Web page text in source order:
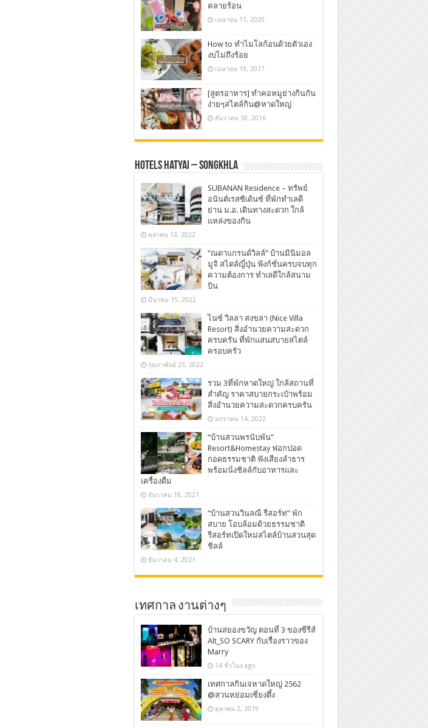
คลายร้อน
เมษายน 11, 2020
How to ทำไมโลก้อนด้วยตัวเอง
งบไม่ถึงร้อย
เมษายน 19, 2017
[สูตรอาหาร] ทำคอหมูย่างกินกัน
ง่ายๆสไตล์กิน@หาดใหญ่
ธันวาคม 30, 2016
Hotels Hatyai – Songkhla
SUBANAN Residence – ทรัพย์
อนันต์เรสซิเด้นซ์ ที่พักทำเลดี
ย่าน ม.อ. เดินทางสะดวก ใกล้
แหล่งของกิน
ตุลาคม 13, 2022
“ณดาแกรนด์วิลล์” บ้านมินิมอล
มูจิ สไตล์ญี่ปุ่น ฟังก์ชั่นครบจบทุก
ความต้องการ ทำเลดีใกล้สนาม
บิน
มีนาคม 15, 2022
ไนซ์ วิลลา สงขลา (Nice Villa
Resort) สิ่งอำนวยความสะดวก
ครบครัน ที่พักแสนสบายสไตล์
ครอบครัว
กุมภาพันธ์ 23, 2022
รวม 3ที่พักหาดใหญ่ ใกล้สถานที่
สำคัญ ราคาสบายกระเป๋าพร้อม
สิ่งอำนวยความสะดวกครบครัน
มกราคม 14, 2022
“บ้านสวนพรนับพัน”
Resort&Homestay ฟอกปอด
กอดธรรมชาติ ฟังเสียงลำธาร
พร้อมนั่งชิลล์กับอาหารและ
เครื่องดื่ม
ธันวาคม 18, 2021
“บ้านสวนวินลณี รีสอร์ท” พัก
สบาย โอบล้อมด้วยธรรมชาติ
รีสอร์ทเปิดใหม่สไตล์บ้านสวนสุด
ชิลล์
ธันวาคม 4, 2021
เทศกาล งานต่างๆ
บ้านสยองขวัญ ตอนที่ 3 ของซีรีส์
Alt_SO SCARY กับเรื่องราวของ
Marry
14 ชั่วโมง ago
เทศกาลกินเจหาดใหญ่ 2562
@สวนหย่อมเซี่ยงตึ้ง
ตุลาคม 2, 2019